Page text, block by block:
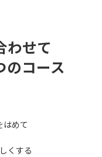
わせて
のコース
はめて
くする